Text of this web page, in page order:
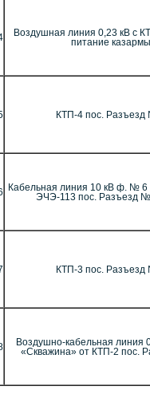
Воздушная линия 0,23 кВ с
питание казармы
КТП-4 пос.
Кабельная линия 10 кВ ф. №
ЭЧЭ-113 пос. Разъезд №
КТП-3 пос.
Воздушно-кабельная линия
«Скважина» от КТП-2 пос.